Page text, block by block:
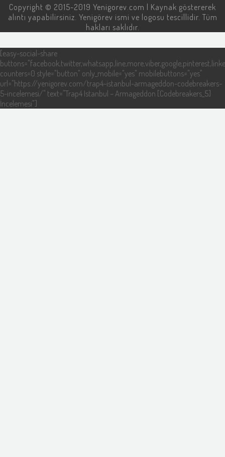
Copyright © 2015-2019 Yenigorev.com | Kaynak göstererek
alıntı yapabilirsiniz. Yenigörev ismi ve logosu tescillidir. Tüm
hakları saklıdır.
[easy-social-share
counters=0 style="button" only_mobile="yes" mobilebuttons="yes"
url="https://yenigorev.com/trap4-istanbul-armageddon-codebreakers-
5-incelemesi/" text="Trap4 Istanbul – Armageddon [Codebreakers_5]
İncelemesi"]